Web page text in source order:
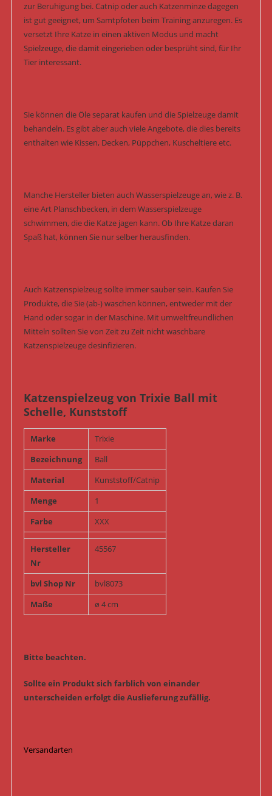
zur Beruhigung bei. Catnip oder auch Katzenminze dagegen
ist gut geeignet, um Samtpfoten beim Training anzuregen. Es
versetzt Ihre Katze in einen aktiven Modus und macht
Spielzeuge, die damit eingerieben oder besprüht sind, für Ihr
Tier interessant.
Sie können die Öle separat kaufen und die Spielzeuge damit
behandeln. Es gibt aber auch viele Angebote, die dies bereits
enthalten wie Kissen, Decken, Püppchen, Kuscheltiere etc.
Manche Hersteller bieten auch Wasserspielzeuge an, wie z. B.
eine Art Planschbecken, in dem Wasserspielzeuge
schwimmen, die die Katze jagen kann. Ob Ihre Katze daran
Spaß hat, können Sie nur selber herausfinden.
Auch Katzenspielzeug sollte immer sauber sein. Kaufen Sie
Produkte, die Sie (ab-) waschen können, entweder mit der
Hand oder sogar in der Maschine. Mit umweltfreundlichen
Mitteln sollten Sie von Zeit zu Zeit nicht waschbare
Katzenspielzeuge desinfizieren.
Katzenspielzeug von Trixie Ball mit
Schelle, Kunststoff
Marke
Trixie
Bezeichnung
Ball
Material
Kunststoff/Catnip
Menge
1
Farbe
XXX
Hersteller
Nr
45567
bvl Shop Nr
bvl8073
Maße
ø 4 cm
Bitte beachten.
Sollte ein Produkt sich farblich von einander
unterscheiden erfolgt die Auslieferung zufällig.
Versandarten